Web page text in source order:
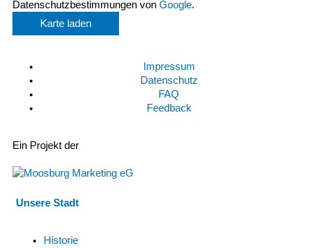
Datenschutzbestimmungen von Google.
Karte laden
Ein Projekt der
Impressum
Datenschutz
FAQ
Feedback
Unsere Stadt
Historie